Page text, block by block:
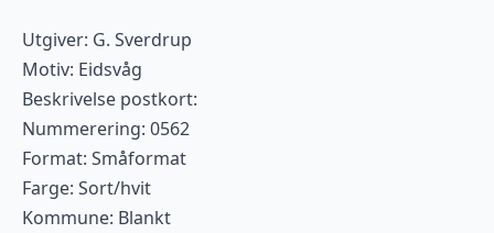
Utgiver: G. Sverdrup
Motiv: Eidsvåg
Beskrivelse postkort:
Nummerering: 0562
Format: Småformat
Farge: Sort/hvit
Kommune: Blankt